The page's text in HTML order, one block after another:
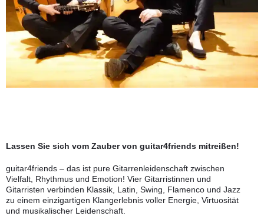
Lassen Sie sich vom Zauber von guitar4friends mitreißen!
guitar4friends – das ist pure Gitarrenleidenschaft zwischen
Vielfalt, Rhythmus und Emotion! Vier Gitarristinnen und
Gitarristen verbinden Klassik, Latin, Swing, Flamenco und Jazz
zu einem einzigartigen Klangerlebnis voller Energie, Virtuosität
und musikalischer Leidenschaft.